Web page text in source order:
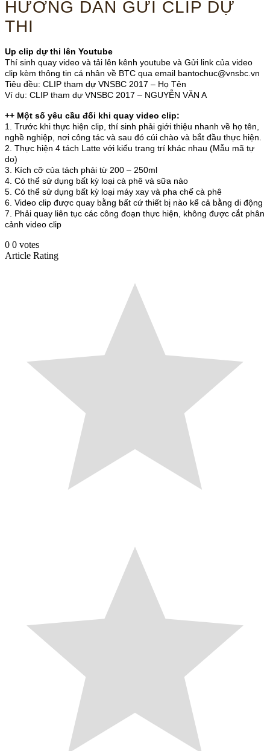
HƯỚNG DẪN GỬI CLIP DỰ
THI
Up clip dự thi lên Youtube
Thí sinh quay video và tải lên kênh youtube và Gửi link của video
clip kèm thông tin cá nhân về BTC qua email bantochuc@vnsbc.vn
Tiêu đều: CLIP tham dự VNSBC 2017 – Họ Tên
Ví dụ: CLIP tham dự VNSBC 2017 – NGUYỄN VĂN A
++ Một số yêu cầu đối khi quay video clip:
1. Trước khi thực hiện clip, thí sinh phải giới thiệu nhanh về họ tên,
nghề nghiệp, nơi công tác và sau đó cúi chào và bắt đầu thực hiện.
2. Thực hiện 4 tách Latte với kiểu trang trí khác nhau (Mẫu mã tự
do)
3. Kích cỡ của tách phải từ 200 – 250ml
4. Có thể sử dụng bất kỳ loại cà phê và sữa nào
5. Có thể sử dụng bất kỳ loại máy xay và pha chế cà phê
6. Video clip được quay bằng bất cứ thiết bị nào kể cả bằng di động
7. Phải quay liên tục các công đoạn thực hiện, không được cắt phân
cảnh video clip
0 0 votes
Article Rating